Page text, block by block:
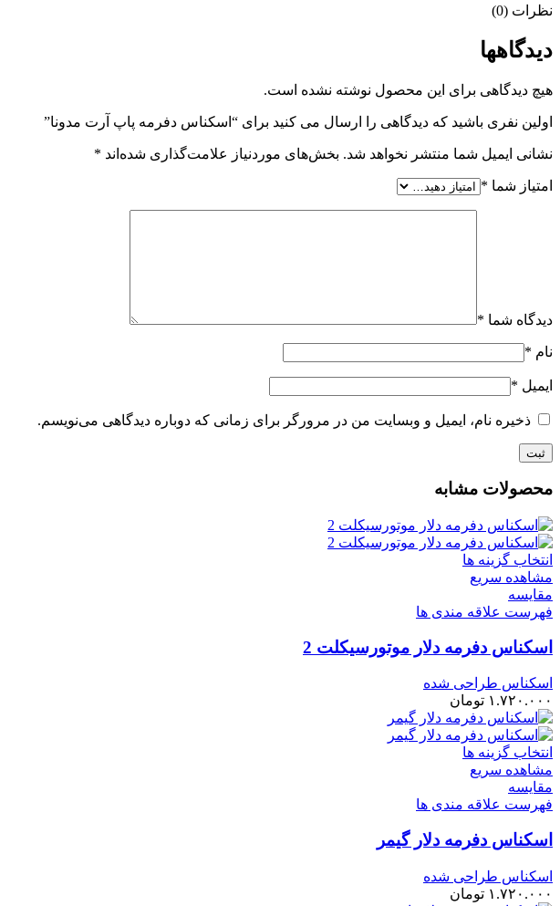
نظرات (0)
دیدگاهها
هیچ دیدگاهی برای این محصول نوشته نشده است.
اولین نفری باشید که دیدگاهی را ارسال می کنید برای “اسکناس دفرمه پاپ آرت مدونا”
نشانی ایمیل شما منتشر نخواهد شد. بخش‌های موردنیاز علامت‌گذاری شده‌اند *
امتیاز شما *
دیدگاه شما *
نام *
ایمیل *
ذخیره نام، ایمیل و وبسایت من در مرورگر برای زمانی که دوباره دیدگاهی می‌نویسم.
محصولات مشابه
انتخاب گزینه ها
مشاهده سریع
مقایسه
فهرست علاقه مندی ها
اسکناس دفرمه دلار موتورسیکلت 2
اسکناس طراحی شده
۱.۷۲۰.۰۰۰ تومان
انتخاب گزینه ها
مشاهده سریع
مقایسه
فهرست علاقه مندی ها
اسکناس دفرمه دلار گیمر
اسکناس طراحی شده
۱.۷۲۰.۰۰۰ تومان